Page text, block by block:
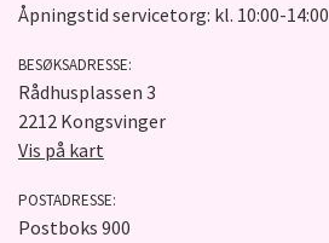
Åpningstid servicetorg: kl. 10:00-14:00
BESØKSADRESSE:
Rådhusplassen 3
2212 Kongsvinger
Vis på kart
POSTADRESSE:
Postboks 900